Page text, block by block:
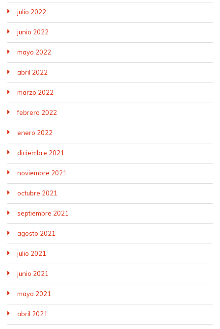
julio 2022
junio 2022
mayo 2022
abril 2022
marzo 2022
febrero 2022
enero 2022
diciembre 2021
noviembre 2021
octubre 2021
septiembre 2021
agosto 2021
julio 2021
junio 2021
mayo 2021
abril 2021